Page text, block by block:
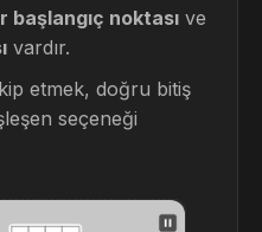
başlangıç noktası ve
vardır.
etmek, doğru bitiş
seçeneği